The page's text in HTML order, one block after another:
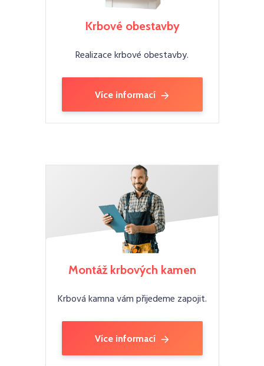
Krbové obestavby
Realizace krbové obestavby.
Více informací
Montáž krbových kamen
Krbová kamna vám přijedeme zapojit.
Více informací